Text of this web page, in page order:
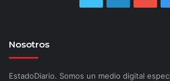
Nosotros
EstadoDiario. Somos un medio digital